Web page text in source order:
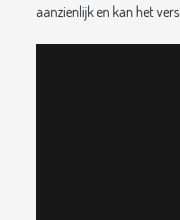
aanzienlijk en kan het